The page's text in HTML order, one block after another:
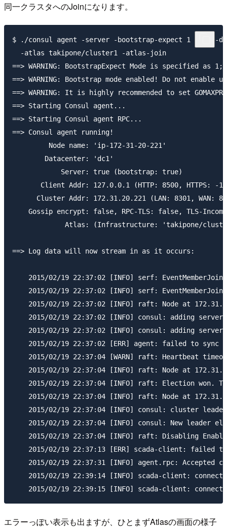
同一クラスタへのJoinになります。
$ ./consul agent -server -bootstrap-expect 1 -data-
  -atlas takipone/cluster1 -atlas-join
==> WARNING: BootstrapExpect Mode is specified as
==> WARNING: Bootstrap mode enabled! Do not enable
==> WARNING: It is highly recommended to set
==> Starting Consul agent...
==> Starting Consul agent RPC...
==> Consul agent running!
         Node name: 'ip-172-31-20-221'
        Datacenter: 'dc1'
            Server: true (bootstrap: true)
Client Addr: 127.0.0.1 (HTTP: 8500, HTTPS: -
Cluster Addr: 172.31.20.221 (LAN: 8301, WAN:
Gossip encrypt: false, RPC-TLS: false, TLS-
Atlas: (Infrastructure: 'takipone/
==> Log data will now stream in as it occurs:
2015/02/19 22:37:02 [INFO] serf:
2015/02/19 22:37:02 [INFO] serf:
2015/02/19 22:37:02 [INFO] raft: Node at
2015/02/19 22:37:02 [INFO] consul: adding
2015/02/19 22:37:02 [INFO] consul: adding
2015/02/19 22:37:02 [ERR] agent: failed to sync
2015/02/19 22:37:04 [WARN] raft: Heartbeat
2015/02/19 22:37:04 [INFO] raft: Node at
2015/02/19 22:37:04 [INFO] raft: Election won.
2015/02/19 22:37:04 [INFO] raft: Node at
2015/02/19 22:37:04 [INFO] consul: cluster
2015/02/19 22:37:04 [INFO] consul: New leader
2015/02/19 22:37:04 [INFO] raft: Disabling
2015/02/19 22:37:13 [ERR] scada-client: failed
2015/02/19 22:37:31 [INFO] agent.rpc: Accepted
2015/02/19 22:39:14 [INFO] scada-client: connect
エラーっぽい表示も出ますが、ひとまずAtlasの画面の様子